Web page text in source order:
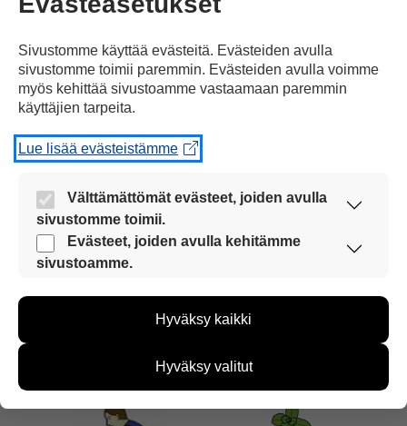
Voit yrittää torjua lehtokotiloita kasvimaalla.
Voit esimerkiksi laittaa kasvien ympärille
teräviä kiviä tai
Sivustomme käyttää evästeitä. Evästeiden avulla
sivustomme toimii paremmin. Evästeiden avulla voimme
myös kehittää sivustoamme vastaamaan paremmin
käyttäjien tarpeita.
Lue lisää evästeistämme
Välttämättömät evästeet, joiden avulla
sivustomme toimii.
Nämä evästeet ovat aina käytössä, jotta
sivustoamme voi käyttää sujuvasti ja turvallisesti.
Evästeet, joiden avulla kehitämme
sivustoamme.
kehittää sivustoamme vastaamaan paremmin
kävijämääristä ja siitä, mitä sivuja käytetään ja
miten sivuilla liikutaan. Emme kuitenkaan kerää
yksittäiseen käyttäjään.
Hyväksy kaikki
Hyväksy valitut